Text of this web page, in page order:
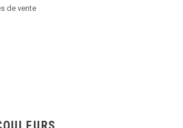
de vente